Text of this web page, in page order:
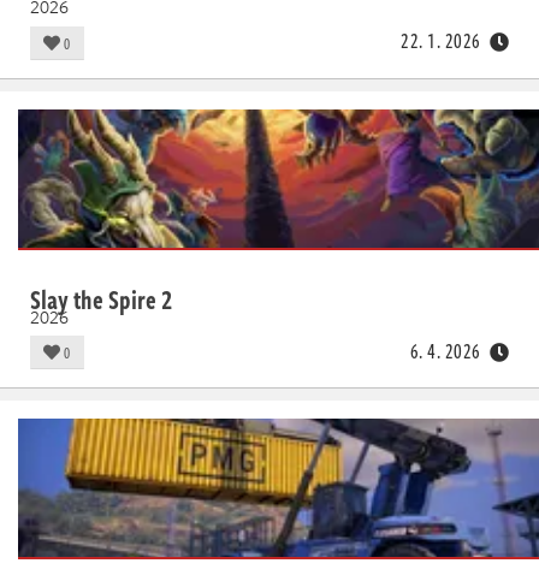
2026
0 22. 1. 2026
Slay the Spire 2
2026
0 6. 4. 2026